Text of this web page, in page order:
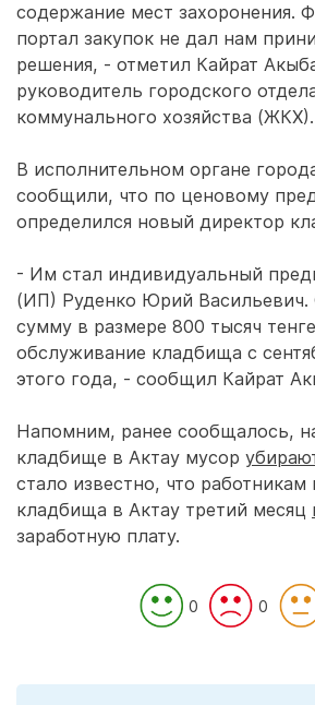
содержание мест захоронения.
портал закупок не дал нам
решения, - отметил Кайрат
руководитель городского
коммунального хозяйства (ЖКХ).
В исполнительном органе
сообщили, что по ценовому
определился новый директор
- Им стал индивидуальный
(ИП) Руденко Юрий
сумму в размере 800 тысяч
обслуживание кладбища с
этого года, - сообщил Кайрат
Напомним, ранее сообщалось,
кладбище в Актау мусор
стало известно, что работникам
кладбища в Актау третий месяц
заработную плату.
0 0